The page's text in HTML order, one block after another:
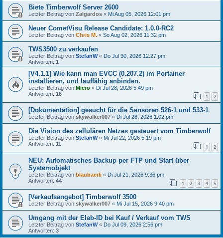
Biete Timberwolf Server 2600
Letzter Beitrag von Zalgardos « Mi Aug 05, 2026 12:01 pm
Neuer CometVisu Release Candidate: 1.0.0-RC2
Letzter Beitrag von Chris M. « So Aug 02, 2026 11:32 pm
TWS3500 zu verkaufen
Letzter Beitrag von StefanW« Do Jul 30, 2026 12:27 pm
Antworten: 1
[V4.1.1] Wie kann man EVCC (0.207.2) im Portainer
installieren, und lauffähig anbinden.
Letzter Beitrag von Micro « Di Jul 28, 2026 5:49 pm
Antworten: 16 1 2
[Dokumentation] gesucht für die Sensoren 526-1 und 533-1
Letzter Beitrag von skywalker007 « Di Jul 28, 2026 1:02 pm
Die Vision des zellulären Netzes gesteuert vom Timberwolf
Letzter Beitrag von StefanW« Mi Jul 22, 2026 5:19 pm
Antworten: 11 1 2
NEU: Automatisches Backup per FTP und Start über
Systemobjekt
Letzter Beitrag von blaubaerli « Di Jul 21, 2026 9:36 pm
Antworten: 44 1 2 3 4 5
[Verkaufsangebot] Timberwolf 3500
Letzter Beitrag von skywalker007 « Mi Jul 15, 2026 9:40 pm
Umgang mit der Elab-ID bei Kauf / Verkauf vom TWS
Letzter Beitrag von StefanW« Do Jul 09, 2026 2:56 pm
Antworten: 3